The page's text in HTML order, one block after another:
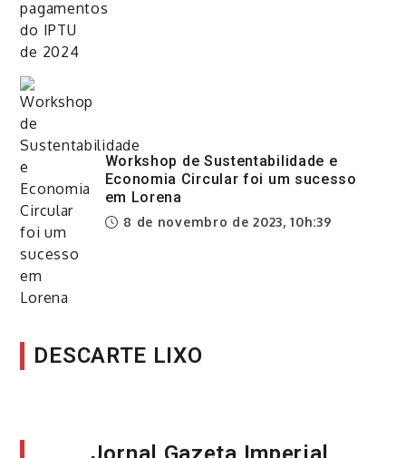
Workshop de Sustentabilidade e
Economia Circular foi um sucesso
em Lorena
8 de novembro de 2023, 10h:39
DESCARTE LIXO